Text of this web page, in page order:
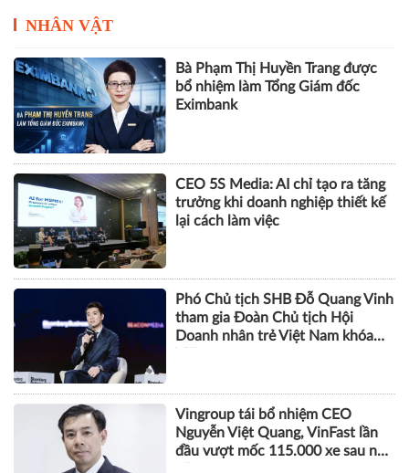
NHÂN VẬT
Bà Phạm Thị Huyền Trang được
bổ nhiệm làm Tổng Giám đốc
Eximbank
CEO 5S Media: AI chỉ tạo ra tăng
trưởng khi doanh nghiệp thiết kế
lại cách làm việc
Phó Chủ tịch SHB Đỗ Quang Vinh
tham gia Đoàn Chủ tịch Hội
Doanh nhân trẻ Việt Nam khóa
Vingroup tái bổ nhiệm CEO
Nguyễn Việt Quang, VinFast lần
đầu vượt mốc 115.000 xe sau nửa